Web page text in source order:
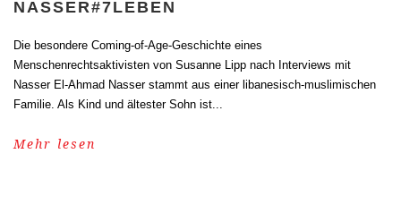
NASSER#7LEBEN
Die besondere Coming-of-Age-Geschichte eines
Menschenrechtsaktivisten von Susanne Lipp nach Interviews mit
Nasser El-Ahmad Nasser stammt aus einer libanesisch-muslimischen
Familie. Als Kind und ältester Sohn ist...
Mehr lesen